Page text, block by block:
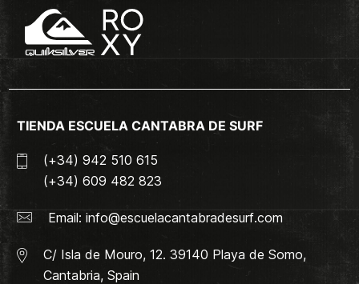
TIENDA ESCUELA CANTABRA DE SURF
(+34) 942 510 615
(+34) 609 482 823
Email: info@escuelacantabradesurf.com
C/ Isla de Mouro, 12. 39140 Playa de Somo,
Cantabria, Spain